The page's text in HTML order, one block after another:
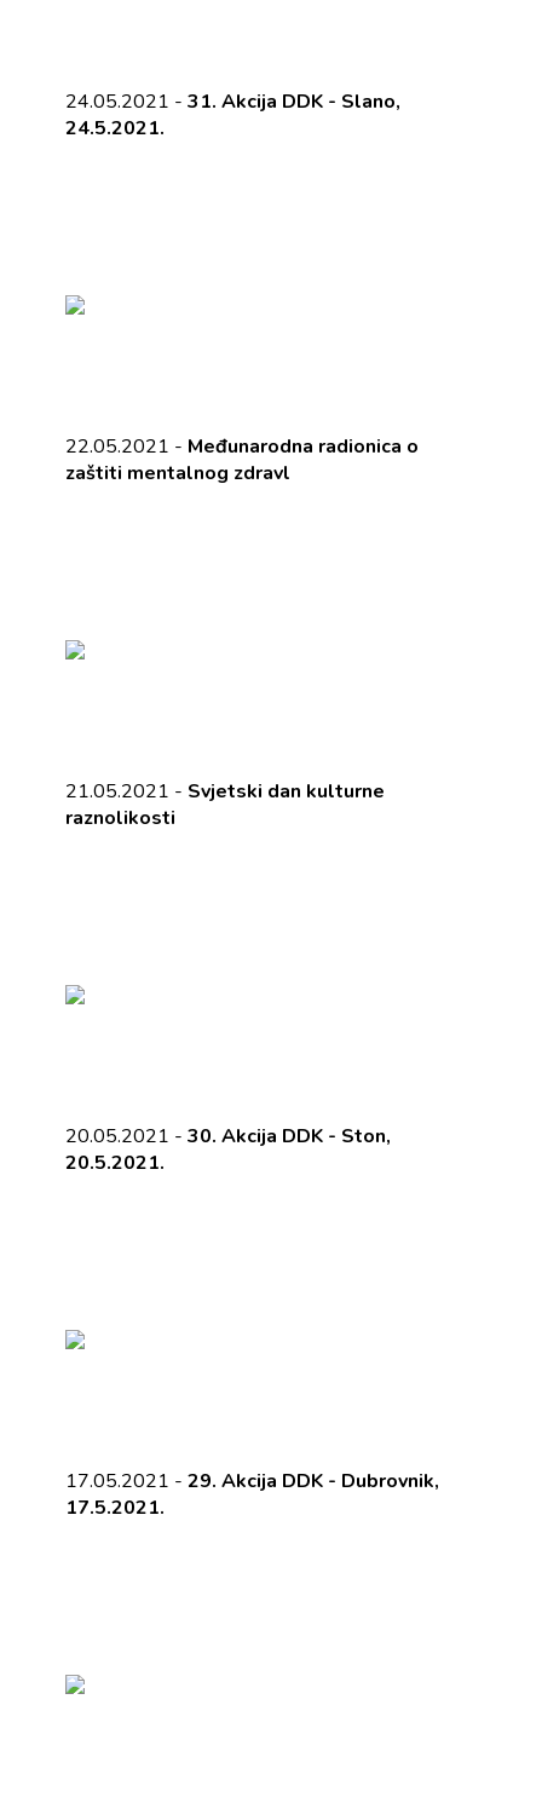
24.05.2021 - 31. Akcija DDK - Slano,
24.5.2021.
22.05.2021 - Međunarodna radionica o
zaštiti mentalnog zdravl
21.05.2021 - Svjetski dan kulturne
raznolikosti
20.05.2021 - 30. Akcija DDK - Ston,
20.5.2021.
17.05.2021 - 29. Akcija DDK - Dubrovnik,
17.5.2021.